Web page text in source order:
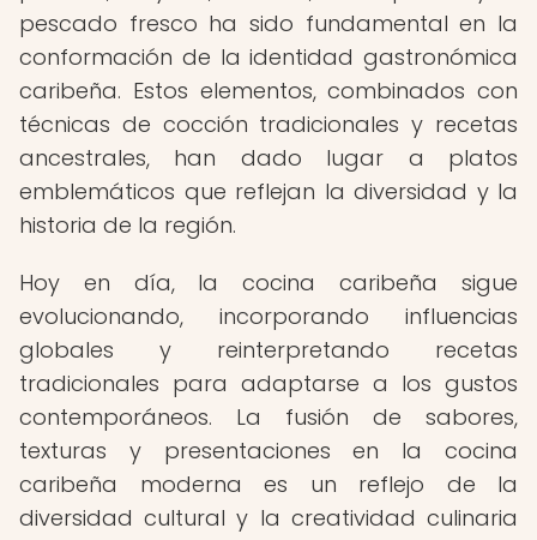
pescado fresco ha sido fundamental en la
conformación de la identidad gastronómica
caribeña. Estos elementos, combinados con
técnicas de cocción tradicionales y recetas
ancestrales, han dado lugar a platos
emblemáticos que reflejan la diversidad y la
historia de la región.
Hoy en día, la cocina caribeña sigue
evolucionando, incorporando influencias
globales y reinterpretando recetas
tradicionales para adaptarse a los gustos
contemporáneos. La fusión de sabores,
texturas y presentaciones en la cocina
caribeña moderna es un reflejo de la
diversidad cultural y la creatividad culinaria